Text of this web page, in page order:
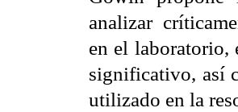
analizar
en el laboratorio,
significativo, así
utilizado en la